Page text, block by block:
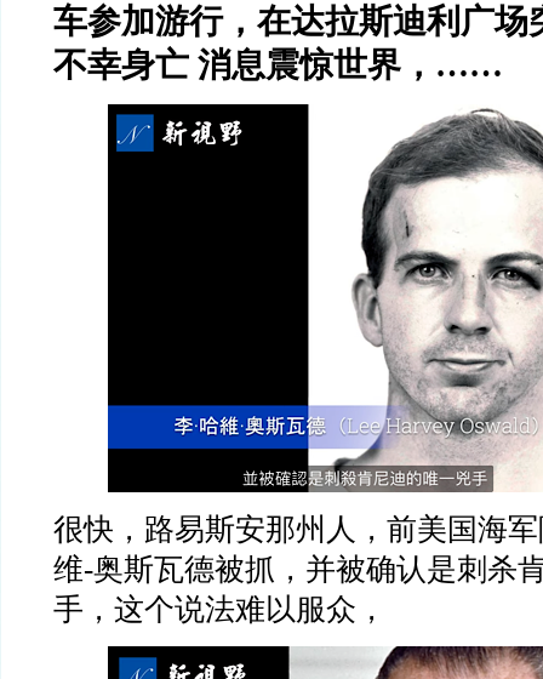
车参加游行，在达拉斯迪利广场
不幸身亡 消息震惊世界， ……
很快，路易斯安那州人，前美国海
维-奥斯瓦德被抓，并被确认是刺杀
手，这个说法难以服众，